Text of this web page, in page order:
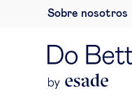
Sobre nosotros